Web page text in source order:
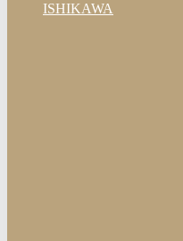
ISHIKAWA